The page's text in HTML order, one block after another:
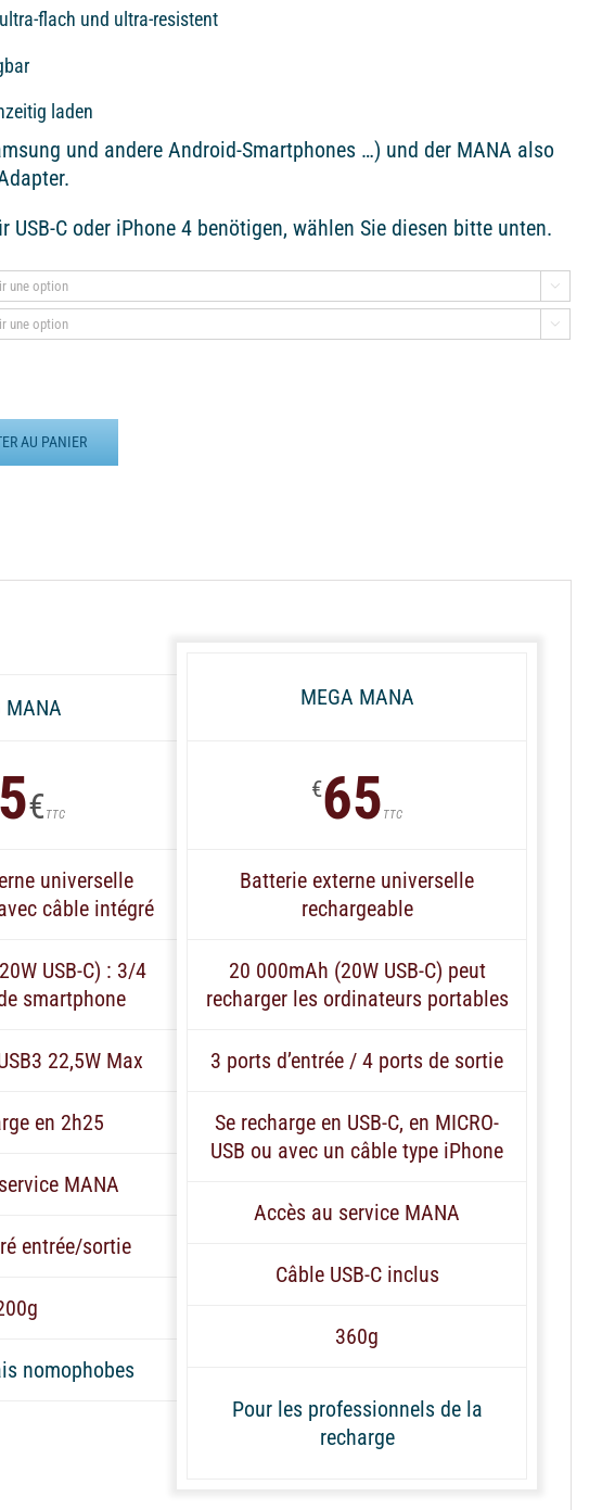
flach und ultra-resistent
laden
und andere Android-Smartphones …) und der MANA also
USB-C oder iPhone 4 benötigen, wählen Sie diesen bitte unten.


AU PANIER
MANA
€ TTC
universelle
câble intégré
USB-C) : 3/4
smartphone
22,5W Max
en 2h25
MANA
entrée/sortie
nomophobes
MEGA MANA
€65 TTC
Batterie externe universelle
rechargeable
20 000mAh (20W USB-C) peut
recharger les ordinateurs portables
3 ports d’entrée / 4 ports de sortie
Se recharge en USB-C, en MICRO-
USB ou avec un câble type iPhone
Accès au service MANA
Câble USB-C inclus
360g
Pour les professionnels de la
recharge